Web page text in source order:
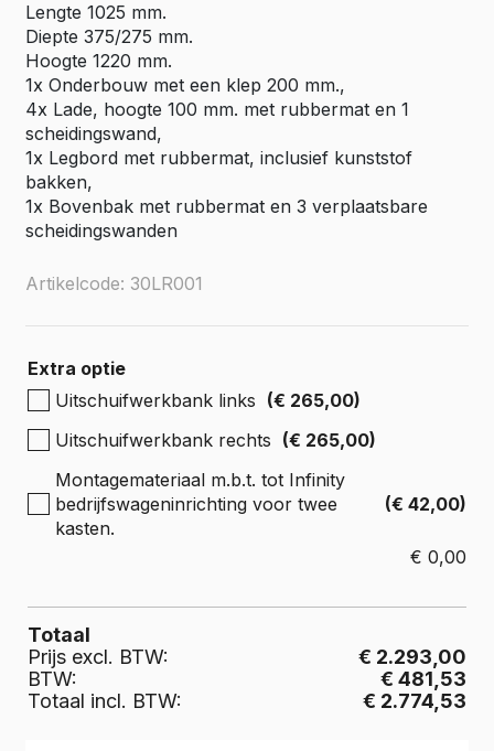
Lengte 1025 mm.
Diepte 375/275 mm.
Hoogte 1220 mm.
1x Onderbouw met een klep 200 mm.,
4x Lade, hoogte 100 mm. met rubbermat en 1
scheidingswand,
1x Legbord met rubbermat, inclusief kunststof
bakken,
1x Bovenbak met rubbermat en 3 verplaatsbare
scheidingswanden
Artikelcode: 30LR001
Extra optie
Uitschuifwerkbank links (€ 265,00)
Uitschuifwerkbank rechts (€ 265,00)
Montagemateriaal m.b.t. tot Infinity
bedrijfswageninrichting voor twee
kasten.
(€ 42,00)
€ 0,00
Totaal
Prijs excl. BTW:
€ 2.293,00
BTW:
€ 481,53
Totaal incl. BTW:
€ 2.774,53